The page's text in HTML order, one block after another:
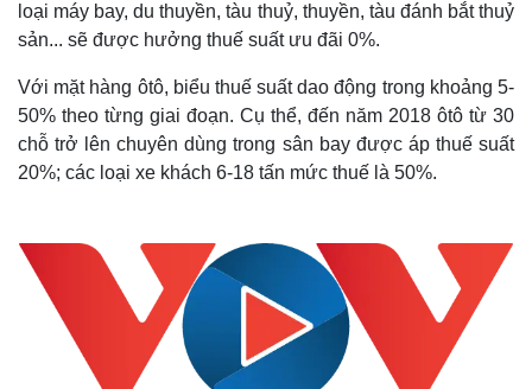
loại máy bay, du thuyền, tàu thuỷ, thuyền, tàu đánh bắt thuỷ
sản... sẽ được hưởng thuế suất ưu đãi 0%.
Với mặt hàng ôtô, biểu thuế suất dao động trong khoảng 5-
50% theo từng giai đoạn. Cụ thể, đến năm 2018 ôtô từ 30
chỗ trở lên chuyên dùng trong sân bay được áp thuế suất
20%; các loại xe khách 6-18 tấn mức thuế là 50%.